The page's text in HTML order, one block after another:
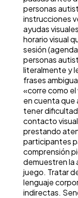
personas
instrucciones
ayudas
horario visual
sesión
personas
literalmente y
frases
«corre como
en cuenta que
tener
contacto
prestando
participantes
comprensión
demuestren la
juego. Tratar
lenguaje
indirectas.